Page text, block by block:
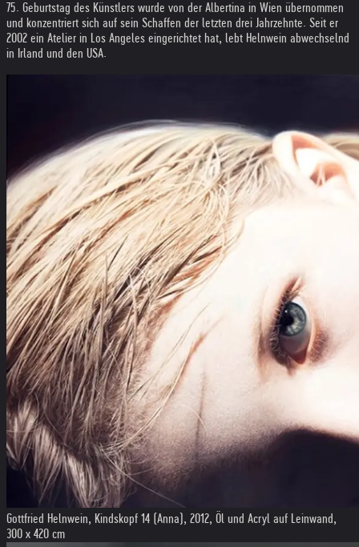
75. Geburtstag des Künstlers wurde von der Albertina in Wien übernommen
und konzentriert sich auf sein Schaffen der letzten drei Jahrzehnte. Seit er
2002 ein Atelier in Los Angeles eingerichtet hat, lebt Helnwein abwechselnd
in Irland und den USA.
Gottfried Helnwein, Kindskopf 14 (Anna), 2012, Öl und Acryl auf Leinwand,
300 x 420 cm